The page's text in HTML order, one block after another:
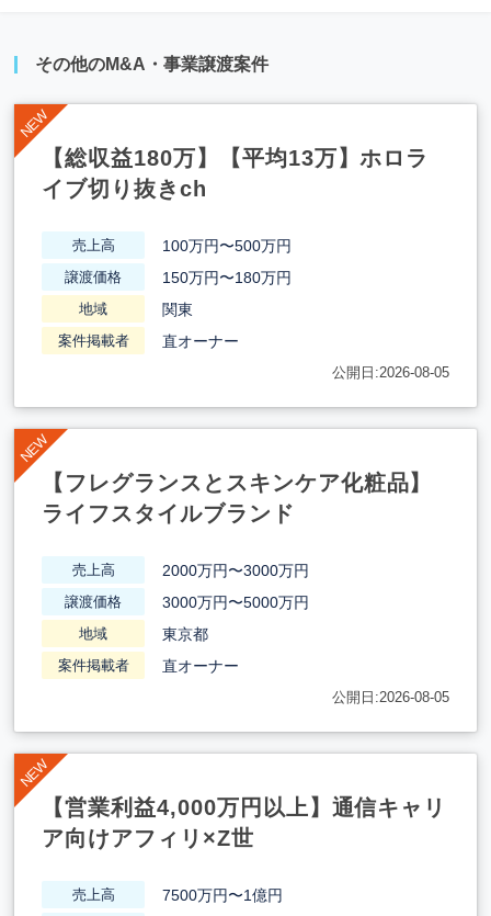
その他のM&A・事業譲渡案件
【総収益180万】【平均13万】ホロラ
イブ切り抜きch
売上高 100万円〜500万円
譲渡価格 150万円〜180万円
地域 関東
案件掲載者 直オーナー
公開日:2026-08-05
【フレグランスとスキンケア化粧品】
ライフスタイルブランド
売上高 2000万円〜3000万円
譲渡価格 3000万円〜5000万円
地域 東京都
案件掲載者 直オーナー
公開日:2026-08-05
【営業利益4,000万円以上】通信キャリ
ア向けアフィリ×Z世
売上高 7500万円〜1億円